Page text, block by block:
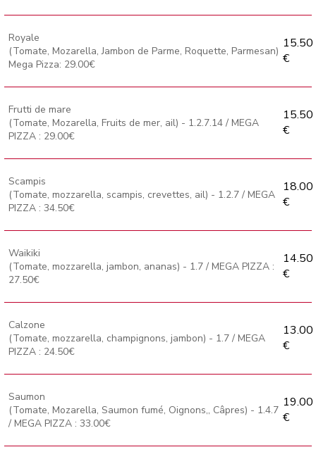
Royale
(Tomate, Mozarella, Jambon de Parme, Roquette, Parmesan)
Mega Pizza: 29.00€
15.50
€
Frutti de mare
(Tomate, Mozarella, Fruits de mer, ail) - 1.2.7.14 / MEGA
PIZZA : 29.00€
15.50
€
Scampis
(Tomate, mozzarella, scampis, crevettes, ail) - 1.2.7 / MEGA
PIZZA : 34.50€
18.00
€
Waikiki
(Tomate, mozzarella, jambon, ananas) - 1.7 / MEGA PIZZA :
27.50€
14.50
€
Calzone
(Tomate, mozzarella, champignons, jambon) - 1.7 / MEGA
PIZZA : 24.50€
13.00
€
Saumon
(Tomate, Mozarella, Saumon fumé, Oignons,, Câpres) - 1.4.7
/ MEGA PIZZA : 33.00€
19.00
€